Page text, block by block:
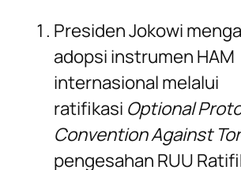
Presiden Jokowi
adopsi instrumen HAM
internasional melalui
ratifikasi Optional
Convention Against
pengesahan RUU